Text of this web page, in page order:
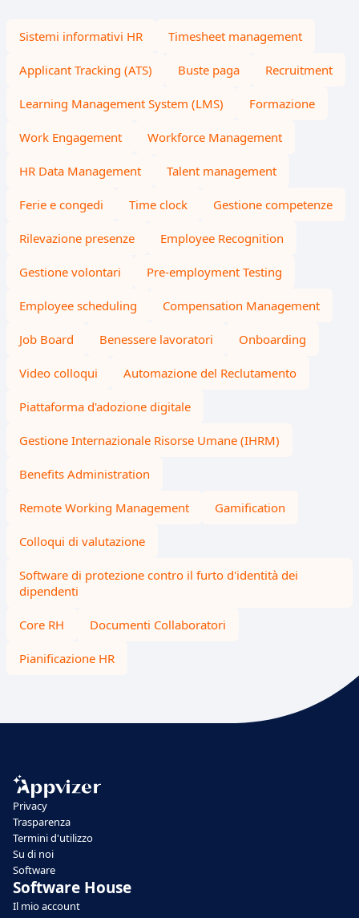
Sistemi informativi HR Timesheet management
Applicant Tracking (ATS) Buste paga Recruitment
Learning Management System (LMS) Formazione
Work Engagement Workforce Management
HR Data Management Talent management
Ferie e congedi Time clock Gestione competenze
Rilevazione presenze Employee Recognition
Gestione volontari Pre-employment Testing
Employee scheduling Compensation Management
Job Board Benessere lavoratori Onboarding
Video colloqui Automazione del Reclutamento
Piattaforma d'adozione digitale
Gestione Internazionale Risorse Umane (IHRM)
Benefits Administration
Remote Working Management Gamification
Colloqui di valutazione
Software di protezione contro il furto d'identità dei
dipendenti
Core RH Documenti Collaboratori
Pianificazione HR
Privacy
Trasparenza
Termini d'utilizzo
Su di noi
Software
Software House
Il mio account